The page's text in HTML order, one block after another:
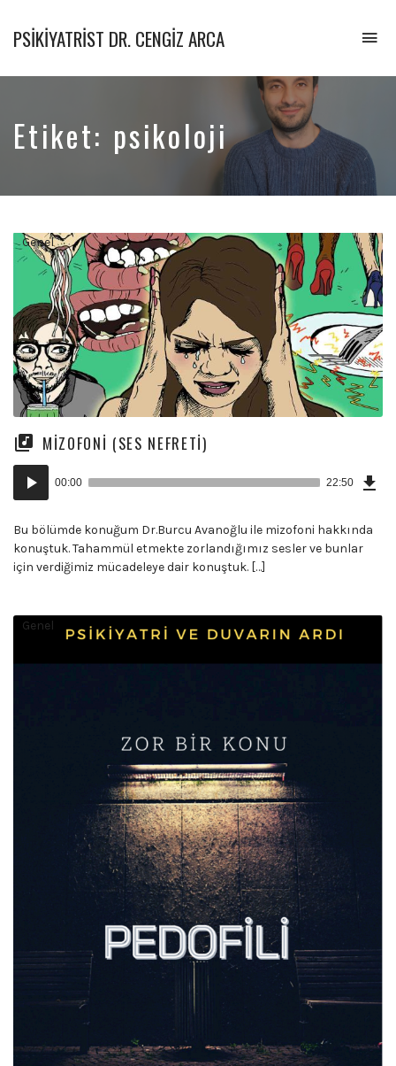
PSIKIYATRIST DR. CENGIZ ARCA
&
Etiket: psikoloji
Genel
MIZOFONI (SES NEFRETI)
Ses
oynatıcı
00:00 22:50
Bu bölümde konuğum Dr.Burcu Avanoğlu ile mizofoni hakkında
konuştuk. Tahammül etmekte zorlandığımız sesler ve bunlar
için verdiğimiz mücadeleye dair konuştuk. […]
Genel